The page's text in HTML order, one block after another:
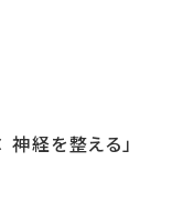
経を整える」